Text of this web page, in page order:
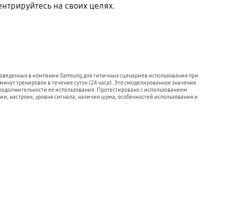
на своих целях.
в компании Samsung для типичных сценариев использования при
тренировок в течение суток (24 часа). Это смоделированное значение
ее использования. Протестировано с использованием
настроек, уровня сигнала, наличия шума, особенностей использования и